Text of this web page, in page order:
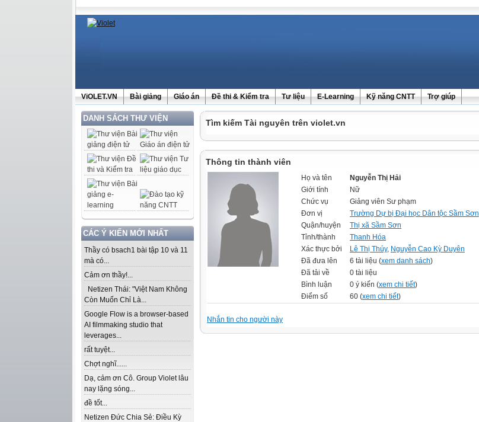
ViOLET.VN Bài giảng Giáo án Đề thi & Kiểm tra Tư liệu E-Learning Kỹ năng CNTT Trợ giúp
DANH SÁCH THƯ VIỆN
CÁC Ý KIẾN MỚI NHẤT
Thầy có bsach1 bài tập 10 và 11
mà có...
Cảm ơn thầy!...
Netizen Thái: "Việt Nam Không
Còn Muốn Chỉ Là...
Google Flow is a browser-based
AI filmmaking studio that
leverages...
rất tuyệt...
Chợt nghĩ......
Dạ, cảm ơn Cô. Group Violet lâu
nay lặng sóng...
đề tốt...
Netizen Đức Chia Sẻ: Điều Kỳ
Tìm kiếm Tài nguyên trên violet.vn
Thông tin thành viên
Họ và tên
Nguyễn Thị Hải
Giới tính
Nữ
Chức vụ
Giảng viên Sư phạm
Đơn vị
Trường Dự bị Đại học Dân tộc Sầm Sơn
Quận/huyện
Thị xã Sầm Sơn
Tỉnh/thành
Thanh Hóa
Xác thực bởi
Lê Thị Thúy, Nguyễn Cao Kỳ Duyên
Đã đưa lên
6 tài liệu (xem danh sách)
Đã tải về
0 tài liệu
Bình luận
0 ý kiến (xem chi tiết)
Điểm số
60 (xem chi tiết)
Nhắn tin cho người này